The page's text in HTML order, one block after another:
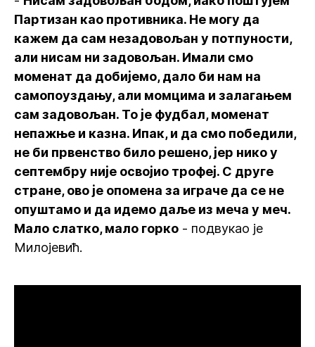
Партизан као противника. Не могу да
кажем да сам незадовољан у потпуности,
али нисам ни задовољан. Имали смо
моменат да добијемо, дало би нам на
самопоуздању, али момцима и залагањем
сам задовољан. То је фудбал, моменат
непажње и казна. Ипак, и да смо победили,
не би првенство било решено, јер нико у
септембру није освојио трофеј. С друге
стране, ово је опомена за играче да се не
опуштамо и да идемо даље из меча у меч.
Мало слатко, мало горко - подвукао је
Милојевић.